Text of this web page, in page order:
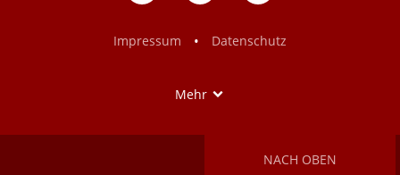
Impressum
• Datenschutz
Mehr
NACH OBEN